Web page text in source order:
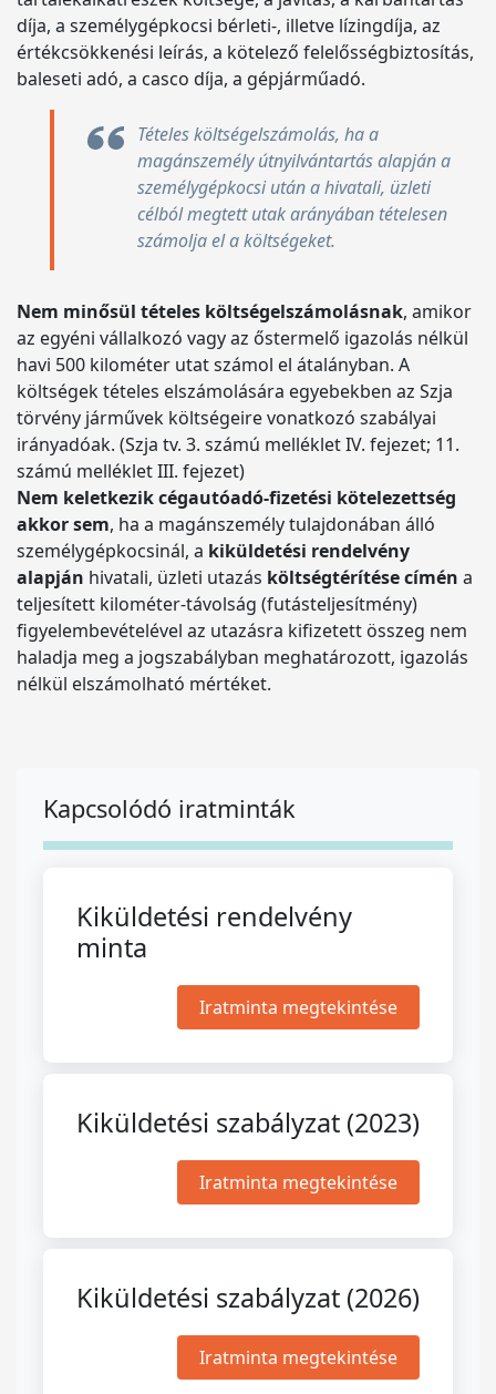
díja, a személygépkocsi bérleti-, illetve lízingdíja, az
értékcsökkenési leírás, a kötelező felelősségbiztosítás,
baleseti adó, a casco díja, a gépjárműadó.
Tételes költségelszámolás, ha a
magánszemély útnyilvántartás alapján a
személygépkocsi után a hivatali, üzleti
célból megtett utak arányában tételesen
számolja el a költségeket.
Nem minősül tételes költségelszámolásnak, amikor
az egyéni vállalkozó vagy az őstermelő igazolás nélkül
havi 500 kilométer utat számol el átalányban. A
költségek tételes elszámolására egyebekben az Szja
törvény járművek költségeire vonatkozó szabályai
irányadóak. (Szja tv. 3. számú melléklet IV. fejezet; 11.
számú melléklet III. fejezet)
Nem keletkezik cégautóadó-fizetési kötelezettség
akkor sem, ha a magánszemély tulajdonában álló
személygépkocsinál, a kiküldetési rendelvény
alapján hivatali, üzleti utazás költségtérítése címén a
teljesített kilométer-távolság (futásteljesítmény)
figyelembevételével az utazásra kifizetett összeg nem
haladja meg a jogszabályban meghatározott, igazolás
nélkül elszámolható mértéket.
Kapcsolódó iratminták
Kiküldetési rendelvény
minta
Iratminta megtekintése
Kiküldetési szabályzat (2023)
Iratminta megtekintése
Kiküldetési szabályzat (2026)
Iratminta megtekintése